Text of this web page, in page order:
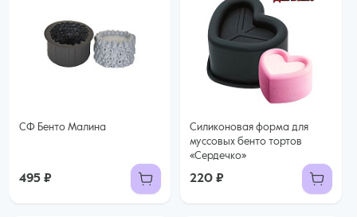
СФ Бенто Малина
495 ₽
Силиконовая форма для
муссовых бенто тортов
«Сердечко»
220 ₽